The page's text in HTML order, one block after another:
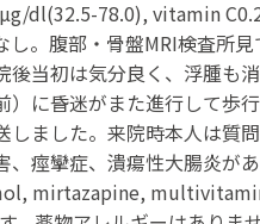
dl(32.5-78.0), vitamin
し。腹部・骨盤MRI検査所
後当初は気分良く、浮腫も
）に昏迷がまた進行して
しました。来院時本人は質
、痙攣症、潰瘍性大腸炎
mirtazapine,